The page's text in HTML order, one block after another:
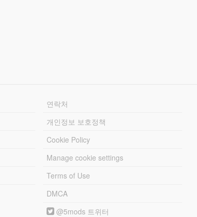
연락처
개인정보 보호정책
Cookie Policy
Manage cookie settings
Terms of Use
DMCA
@5mods 트위터